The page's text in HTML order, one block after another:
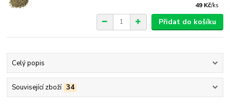
49 Kč/ks
Přidat do košíku
Celý popis
Související zboží 34